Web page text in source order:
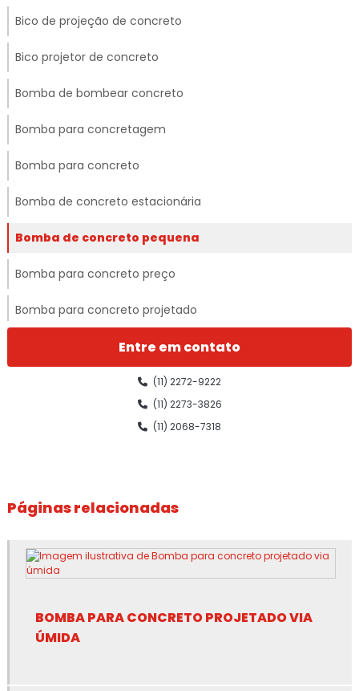
Bico de projeção de concreto
Bico projetor de concreto
Bomba de bombear concreto
Bomba para concretagem
Bomba para concreto
Bomba de concreto estacionária
Bomba de concreto pequena
Bomba para concreto preço
Bomba para concreto projetado
Bomba para concreto projetado via úmida
Bomba para concreto usinado
Bomba de concreto valor
Bomba para jogar concreto
Bomba de lançamento de concreto
Entre em contato
(11) 2272-9222
(11) 2273-3826
(11) 2068-7318
Páginas relacionadas
BOMBA PARA CONCRETO PROJETADO VIA
ÚMIDA